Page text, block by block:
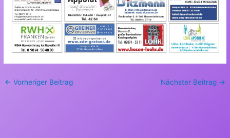
← Vorheriger Beitrag Nächster Beitrag →